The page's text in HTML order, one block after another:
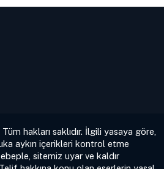
hakları saklıdır. İlgili yasaya göre,
aykırı içerikleri kontrol etme
sitemiz uyar ve kaldır